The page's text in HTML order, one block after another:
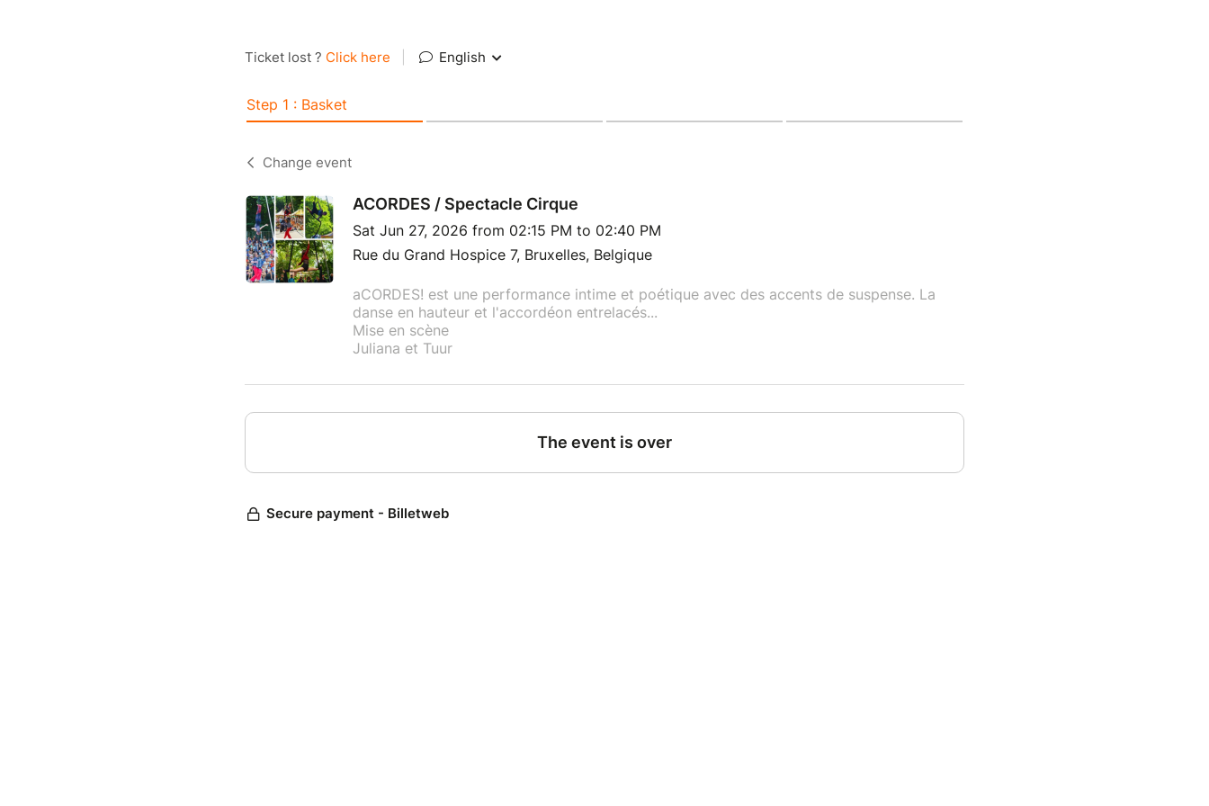
Ticket lost ? Click here English
Step 1 : Basket
Change event
ACORDES / Spectacle Cirque
Sat Jun 27, 2026 from 02:15 PM to 02:40 PM
Rue du Grand Hospice 7, Bruxelles, Belgique
aCORDES! est une performance intime et poétique avec des accents de suspense. La
danse en hauteur et l'accordéon entrelacés...
Mise en scène
Juliana et Tuur
The event is over
Secure payment - Billetweb